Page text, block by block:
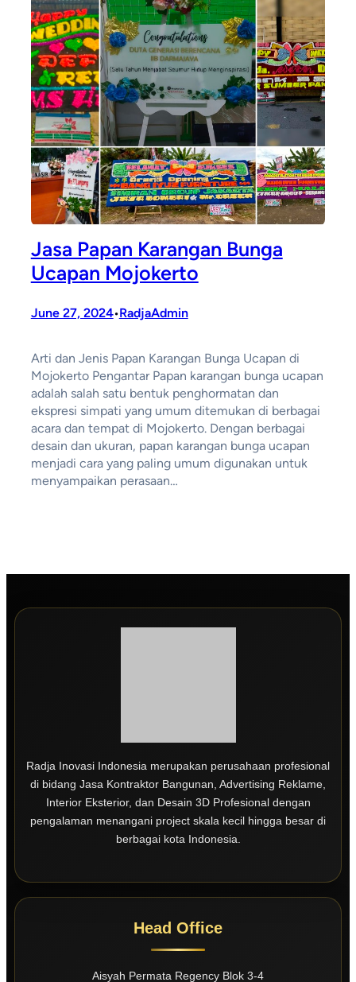
Jasa Papan Karangan Bunga
Ucapan Mojokerto
June 27, 2024•RadjaAdmin
Arti dan Jenis Papan Karangan Bunga Ucapan di
Mojokerto Pengantar Papan karangan bunga ucapan
adalah salah satu bentuk penghormatan dan
ekspresi simpati yang umum ditemukan di berbagai
acara dan tempat di Mojokerto. Dengan berbagai
desain dan ukuran, papan karangan bunga ucapan
menjadi cara yang paling umum digunakan untuk
menyampaikan perasaan…
Radja Inovasi Indonesia merupakan perusahaan profesional
di bidang Jasa Kontraktor Bangunan, Advertising Reklame,
Interior Eksterior, dan Desain 3D Profesional dengan
pengalaman menangani project skala kecil hingga besar di
berbagai kota Indonesia.
Head Office
Aisyah Permata Regency Blok 3-4